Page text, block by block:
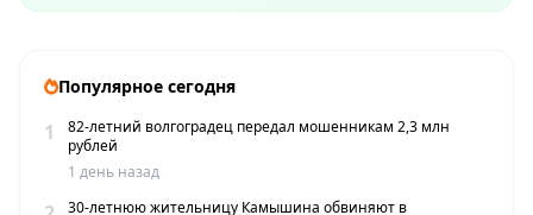
Популярное сегодня
1
82-летний волгоградец передал мошенникам 2,3 млн
рублей
1 день назад
30-летнюю жительницу Камышина обвиняют в